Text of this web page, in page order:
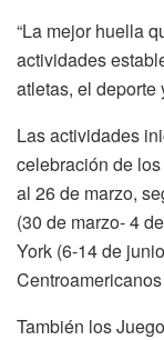
“La mejor huella
actividades
atletas, el deporte
Las actividades
celebración de
al 26 de marzo,
(30 de marzo- 4
York (6-14 de
También los